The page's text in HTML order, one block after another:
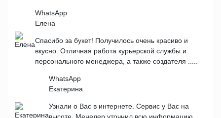
WhatsApp
Елена
Спасибо за букет! Получилось очень красиво и
вкусно. Отличная работа курьерской службы и
персонального менеджера, а также создателя .....
WhatsApp
Екатерина
Узнали о Вас в интернете. Сервис у Вас на
высоте. Менедер уточнил всю информацию.